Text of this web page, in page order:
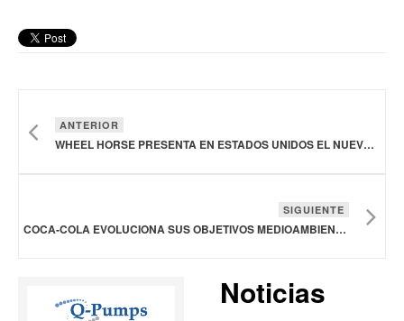
ANTERIOR
WHEEL HORSE PRESENTA EN ESTADOS UNIDOS EL NUEVO BOURBON DOUBLE OAK 5-YEAR
SIGUIENTE
COCA‑COLA EVOLUCIONA SUS OBJETIVOS MEDIOAMBIENTALES VOLUNTARIOS
Noticias